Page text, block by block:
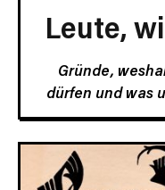
Leute,
Gründe,
dürfen und was